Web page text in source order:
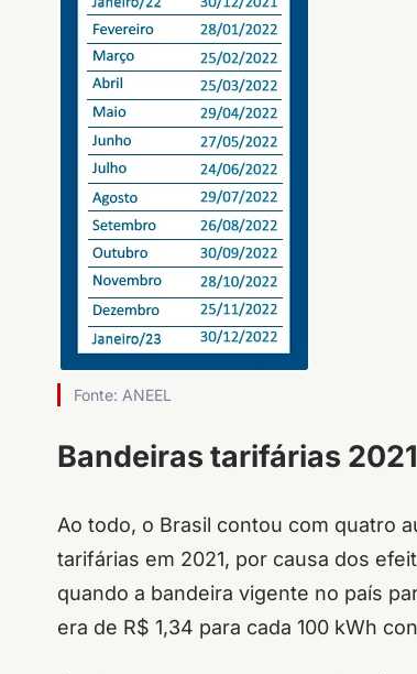
Fonte: ANEEL
Bandeiras tarifárias 2021
Ao todo, o Brasil contou com quatro
tarifárias em 2021, por causa dos
quando a bandeira vigente no país
era de R$ 1,34 para cada 100 kWh